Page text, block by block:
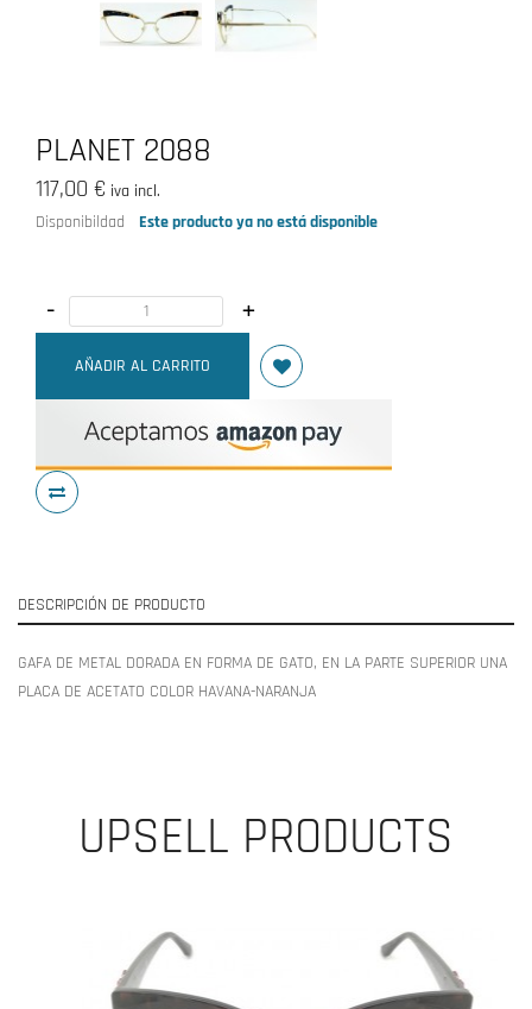
PLANET 2088
117,00 € iva incl.
Disponibildad
Este producto ya no está disponible
- +
AÑADIR AL CARRITO
DESCRIPCIÓN DE PRODUCTO
GAFA DE METAL DORADA EN FORMA DE GATO, EN LA PARTE SUPERIOR UNA
PLACA DE ACETATO COLOR HAVANA-NARANJA
UPSELL PRODUCTS